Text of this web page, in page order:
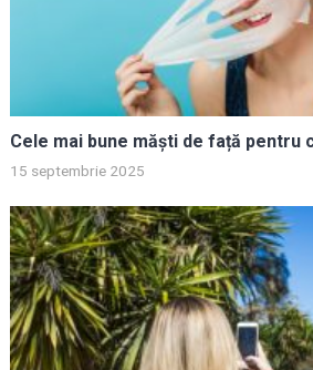
Cele mai bune măști de față pentru
15 septembrie 2025